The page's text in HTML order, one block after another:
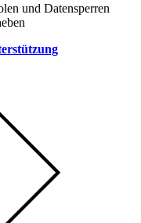
und Datensperren